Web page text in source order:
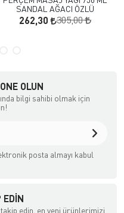
SANDAL AĞACI ÖZLÜ
262,30 305,00
OLUN
bilgi sahibi olmak için
posta almayı kabul
EDIN
edin, en yeni ürünlerimizi